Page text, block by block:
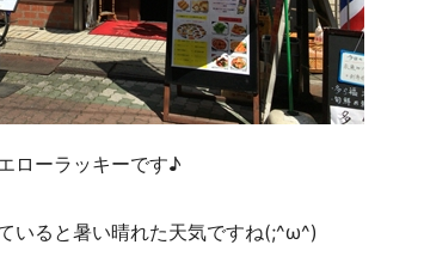
ローラッキーです♪
いると暑い晴れた天気ですね(;^ω^)